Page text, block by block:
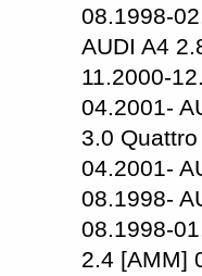
08.1998-
AUDI A4
11.2000-
04.2001-
3.0
04.2001-
08.1998-
08.1998-
2.4 [AMM]